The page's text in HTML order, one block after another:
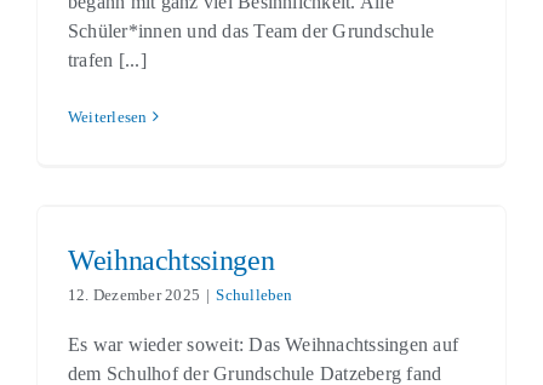
Schüler*innen und das Team der Grundschule
trafen [...]
Weiterlesen
Weihnachtssingen
12. Dezember 2025 | Schulleben
Es war wieder soweit: Das Weihnachtssingen auf
dem Schulhof der Grundschule Datzeberg fand